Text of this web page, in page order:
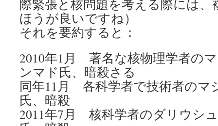
際緊張と核問題を考える際には
ほうが良いですね）
それを要約すると：
2010年1月 著名な核物理学者の
ンマド氏、暗殺さる
同年11月 各科学者で技術者のマ
氏、暗殺
2011年7月 核科学者のダリウシ